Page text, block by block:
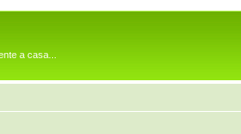
a casa...